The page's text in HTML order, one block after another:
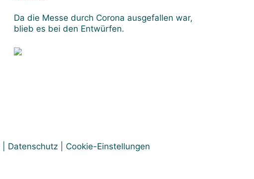
Da die Messe durch Corona ausgefallen war,
blieb es bei den Entwürfen.
Datenschutz Cookie-Einstellungen